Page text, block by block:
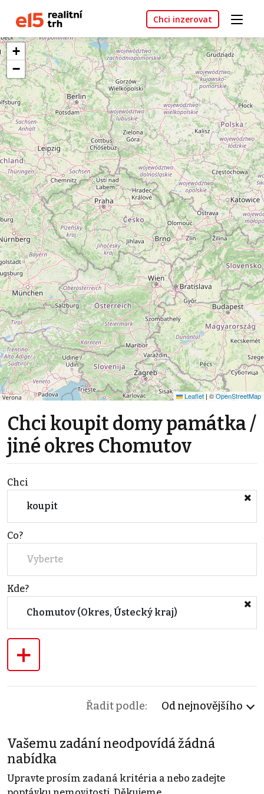
Chci inzerovat
+
−
Leaflet | ©OpenStreetMap
Chci koupit domy památka /
jiné okres Chomutov
Chci
koupit
Co?
Vyberte
Kde?
Chomutov (Okres, Ústecký kraj)
+
Řadit podle: Od nejnovějšího
Vašemu zadání neodpovídá žádná
nabídka
Upravte prosím zadaná kritéria a nebo zadejte